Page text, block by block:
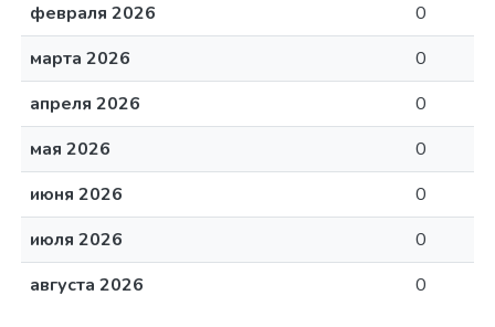
февраля 2026
0
марта 2026
0
апреля 2026
0
мая 2026
0
июня 2026
0
июля 2026
0
августа 2026
0